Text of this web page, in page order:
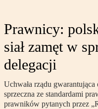
Prawnicy:
siał zamęt w
delegacji
Uchwała rządu
sprzeczna ze standardami
prawników pytanych przez